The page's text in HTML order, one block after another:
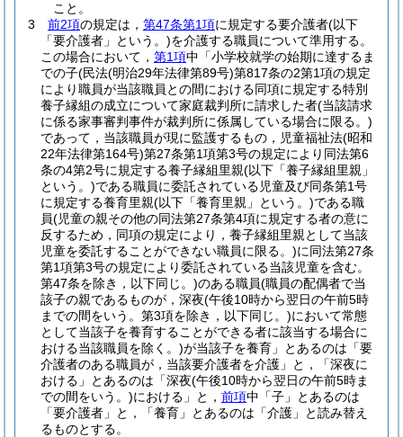
こと。
3
前2項の規定は， 第47条第1項に規定する要介護者(以下
「要介護者」という。)を介護する職員について準用する。
この場合において， 第1項中「小学校就学の始期に達するま
での子(民法(明治29年法律第89号)第817条の2第1項の規定
により職員が当該職員との間における同項に規定する特別
養子縁組の成立について家庭裁判所に請求した者(当該請求
に係る家事審判事件が裁判所に係属している場合に限る。)
であって，当該職員が現に監護するもの，児童福祉法(昭和
22年法律第164号)第27条第1項第3号の規定により同法第6
条の4第2号に規定する養子縁組里親(以下「養子縁組里親」
という。)である職員に委託されている児童及び同条第1号
に規定する養育里親(以下「養育里親」という。)である職
員(児童の親その他の同法第27条第4項に規定する者の意に
反するため，同項の規定により，養子縁組里親として当該
児童を委託することができない職員に限る。)に同法第27条
第1項第3号の規定により委託されている当該児童を含む。
第47条を除き，以下同じ。)のある職員(職員の配偶者で当
該子の親であるものが，深夜(午後10時から翌日の午前5時
までの間をいう。第3項を除き，以下同じ。)において常態
として当該子を養育することができる者に該当する場合に
おける当該職員を除く。)が当該子を養育」とあるのは「要
介護者のある職員が，当該要介護者を介護」と，「深夜に
おける」とあるのは「深夜(午後10時から翌日の午前5時ま
での間をいう。)における」と， 前項中「子」とあるのは
「要介護者」と，「養育」とあるのは「介護」と読み替え
るものとする。